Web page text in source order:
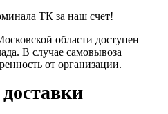
ТК за наш счет!
области доступен
В случае самовывоза
от организации.